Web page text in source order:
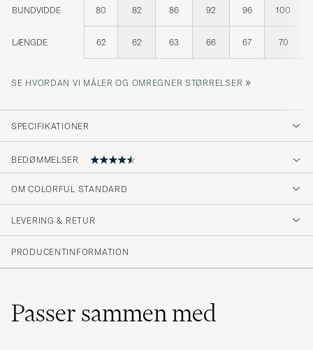
BUNDVIDDE 80 82 86 92 96 100
LÆNGDE 62 62 63 66 67 70
SE HVORDAN VI MÅLER OG OMREGNER STØRRELSER »
SPECIFIKATIONER
BEDØMMELSER
4.7
(34)
(0)
OM COLORFUL STANDARD
LEVERING & RETUR
PRODUCENTINFORMATION
Passer sammen med